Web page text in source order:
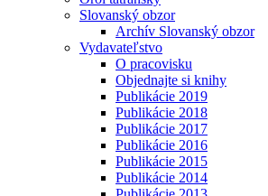
Slovanský obzor
Archív Slovanský obzor
Vydavateľstvo
O pracovisku
Objednajte si knihy
Publikácie 2019
Publikácie 2018
Publikácie 2017
Publikácie 2016
Publikácie 2015
Publikácie 2014